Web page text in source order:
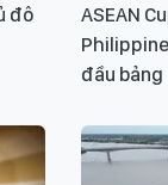
đô
ASEAN
đầu bảng